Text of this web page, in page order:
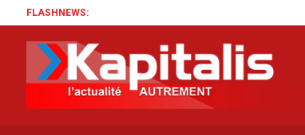
FLASHNEWS: